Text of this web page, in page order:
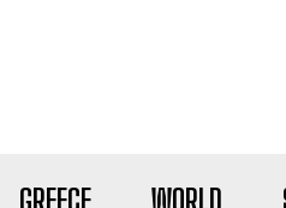
GREECE WORLD